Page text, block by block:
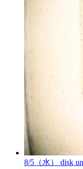
8/5（水） disk